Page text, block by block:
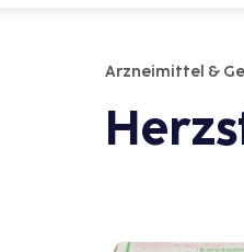
Arzneimittel &